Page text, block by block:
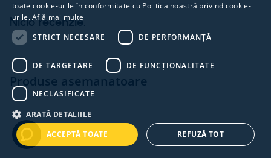
Nicio recenzie.
Produse asemanatoare
toate cookie-urile în conformitate cu Politica noastră privind cookie-
urile.Află mai multe
STRICT NECESARE
DE PERFORMANȚĂ
DE TARGETARE DE FUNCŢIONALITATE
NECLASIFICATE
ARATĂ DETALIILE
ACCEPTĂ TOATE
REFUZĂ TOT